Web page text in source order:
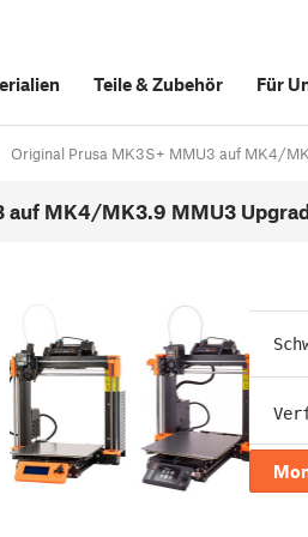
Teile&Zubehör Für
Original Prusa MK3S+ MMU3 auf MK4/
auf MK4/MK3.9 MMU3